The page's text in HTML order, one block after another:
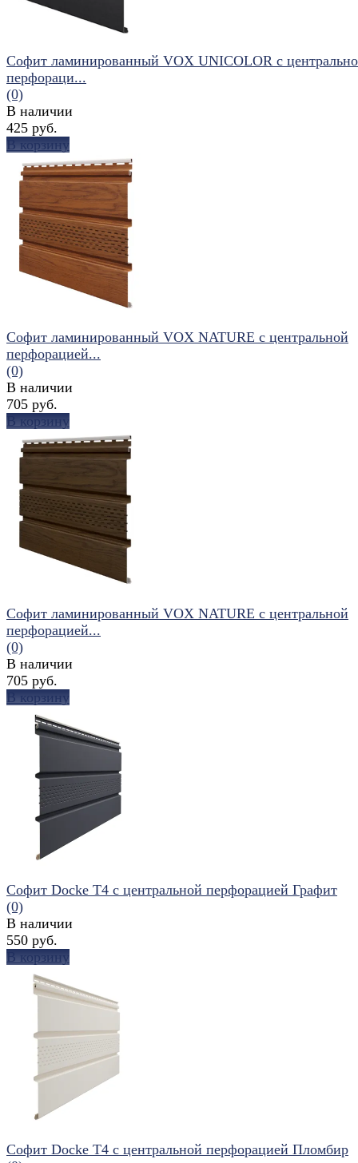
избранное сравнить
Софит ламинированный VOX UNICOLOR с
перфораци...
(0)
В наличии
425 руб.
В корзину
избранное сравнить
Софит ламинированный VOX NATURE с центральной
перфорацией...
(0)
В наличии
705 руб.
В корзину
Софит ламинированный VOX NATURE с центральной
перфорацией...
(0)
В наличии
705 руб.
В корзину
избранное сравнить
Софит Docke T4 с центральной перфорацией Графит
(0)
В наличии
550 руб.
В корзину
Софит Docke T4 с центральной перфорацией Пломбир